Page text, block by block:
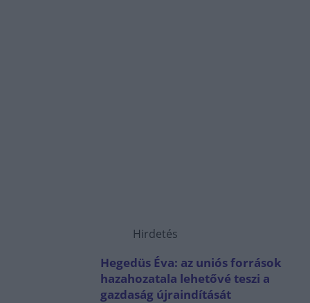
Hirdetés
Hegedüs Éva: az uniós források
hazahozatala lehetővé teszi a
gazdaság újraindítását